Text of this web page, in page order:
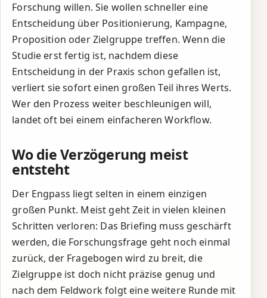
Forschung willen. Sie wollen schneller eine
Entscheidung über Positionierung, Kampagne,
Proposition oder Zielgruppe treffen. Wenn die
Studie erst fertig ist, nachdem diese
Entscheidung in der Praxis schon gefallen ist,
verliert sie sofort einen großen Teil ihres Werts.
Wer den Prozess weiter beschleunigen will,
landet oft bei einem einfacheren Workflow.
Wo die Verzögerung meist
entsteht
Der Engpass liegt selten in einem einzigen
großen Punkt. Meist geht Zeit in vielen kleinen
Schritten verloren: Das Briefing muss geschärft
werden, die Forschungsfrage geht noch einmal
zurück, der Fragebogen wird zu breit, die
Zielgruppe ist doch nicht präzise genug und
nach dem Feldwork folgt eine weitere Runde mit